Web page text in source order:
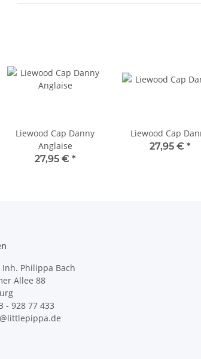
Liewood Cap Danny
Anglaise
27,95 € *
Liewood Cap
27,95 € *
Philippa Bach
Allee 88
- 928 77 433